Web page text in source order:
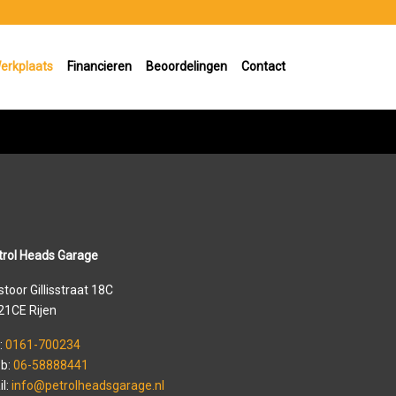
Financieren Beoordelingen Contact
Heads Garage
Gillisstraat 18C
Rijen
0161-700234
06-58888441
info@petrolheadsgarage.nl